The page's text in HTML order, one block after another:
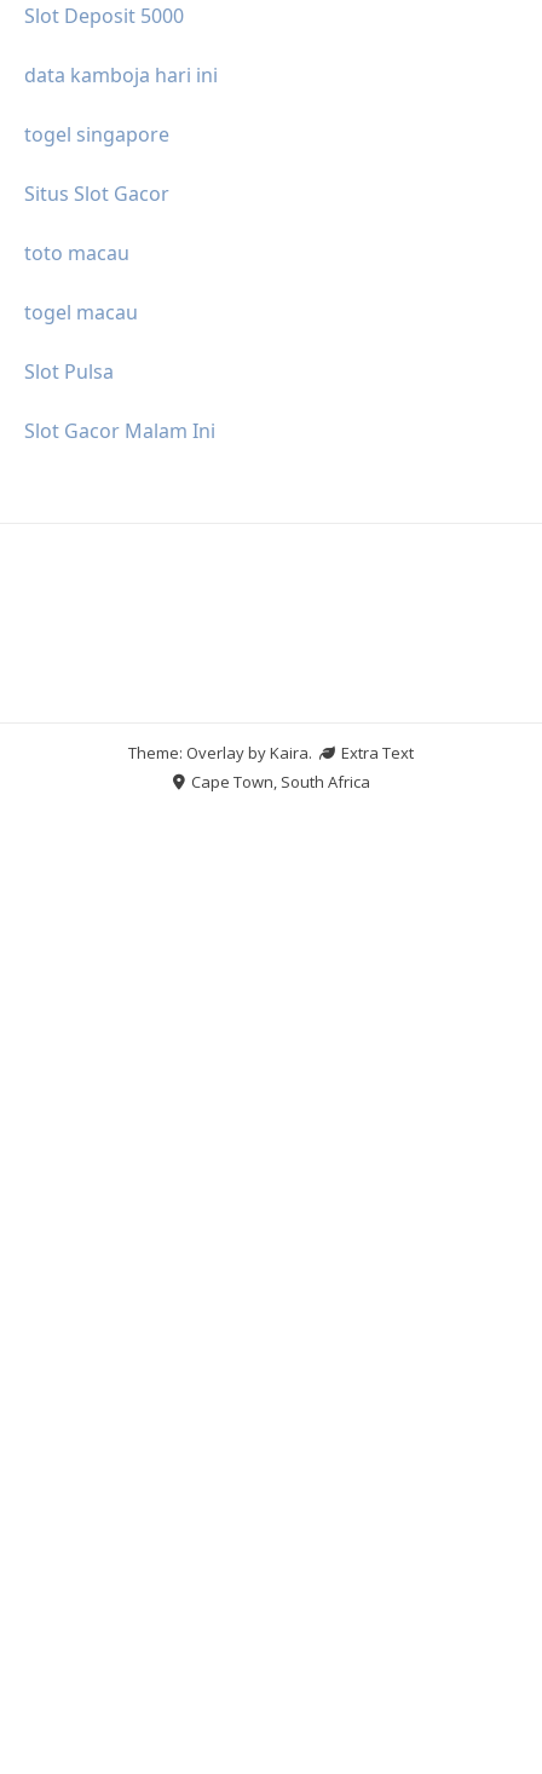
Slot Deposit 5000
data kamboja hari ini
togel singapore
Situs Slot Gacor
toto macau
togel macau
Slot Pulsa
Slot Gacor Malam Ini
Theme: Overlay byKaira.
Extra Text
Cape Town, South Africa